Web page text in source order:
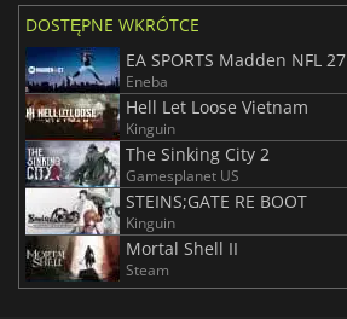
DOSTĘPNE WKRÓTCE
EA SPORTS Madden NFL 27
Eneba
Hell Let Loose Vietnam
Kinguin
The Sinking City 2
Gamesplanet US
STEINS;GATE RE BOOT
Kinguin
Mortal Shell II
Steam